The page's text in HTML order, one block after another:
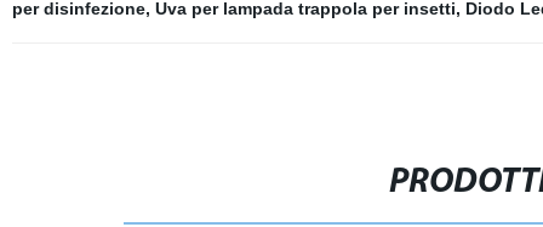
per disinfezione, Uva per lampada trappola per insetti, Diodo